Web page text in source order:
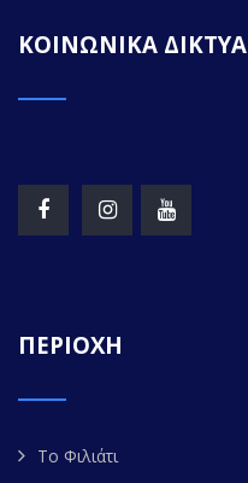
ΚΟΙΝΩΝΙΚΑ ΔΙΚΤΥΑ
ΠΕΡΙΟΧΗ
Το Φιλιάτι